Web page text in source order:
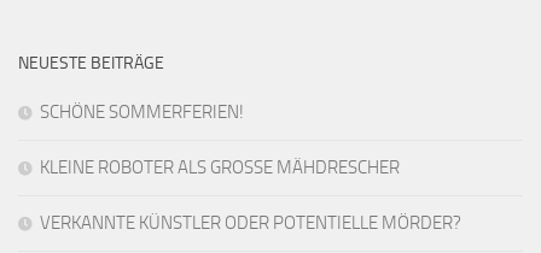
NEUESTE BEITRÄGE
SCHÖNE SOMMERFERIEN!
KLEINE ROBOTER ALS GROSSE MÄHDRESCHER
VERKANNTE KÜNSTLER ODER POTENTIELLE MÖRDER?